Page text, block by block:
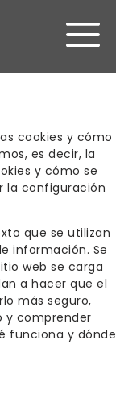
cookies y cómo
es decir, la
y cómo se
la configuración
que se utilizan
información. Se
web se carga
a hacer que el
más seguro,
y comprender
funciona y dónde